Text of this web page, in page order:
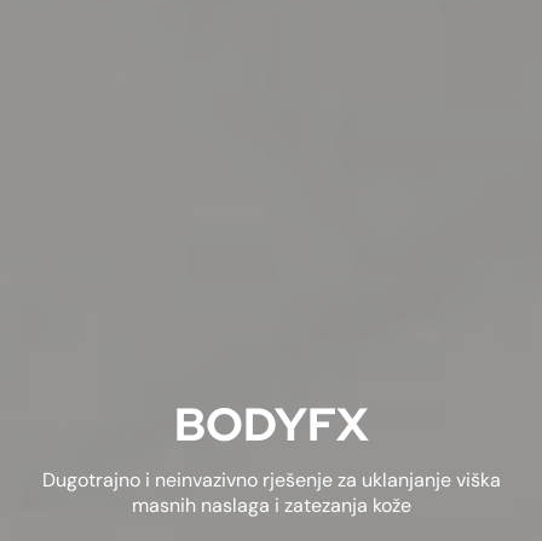
BODYFX
Dugotrajno i neinvazivno rješenje za uklanjanje viška
masnih naslaga i zatezanja kože